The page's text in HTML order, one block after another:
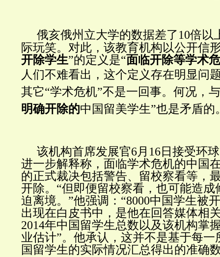
俄亥俄州立大学的数据差了10倍以
际玩笑。对此，该教育机构以公开信
开除学生”的定义是“面临开除等学术
人们不难看出，这个定义存在明显问
其它“学术危机”不是一回事。何况，
明确开除的中国留美学生”也是矛盾的
该机构首席发展官6月16日接受环
进一步解释称，面临学术危机的中国
的正式裁决包括警告、留校察看等，
开除。“但即便留校察看，也可能造成
迫离境。”他强调：“8000中国学生被
出现在白皮书中，是他在回答媒体相
2014年中国留学生总数以及该机构掌
业估计”。他承认，这并不是基于每
国留学生的实际情况汇总得出的准确